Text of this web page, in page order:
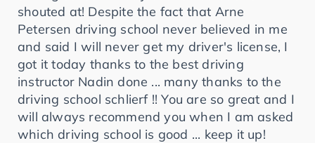
shouted at! Despite the fact that Arne
Petersen driving school never believed in me
and said I will never get my driver's license, I
got it today thanks to the best driving
instructor Nadin done ... many thanks to the
driving school schlierf !! You are so great and I
will always recommend you when I am asked
which driving school is good ... keep it up!